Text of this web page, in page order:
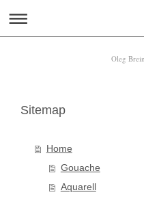
Oleg
Sitemap
Home
Gouache
Aquarell